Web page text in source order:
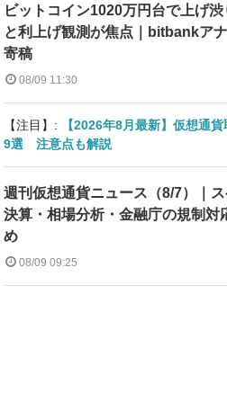
ビットコイン1020万円台で上げ渋
と利上げ観測が焦点｜bitbankア
寄稿
08/09 11:30
【注目】:
【2026年8月最新】仮想通
9選 注意点も解説
週刊仮想通貨ニュース（8/7）｜
決算・相場分析・金融庁の規制対
め
08/09 09:25